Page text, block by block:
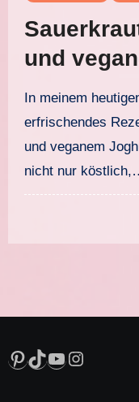
und
In meinem heutigen Beitrag teile ich ein
erfrischendes
und veganem
nicht nur
Pinterest
TikTok
YouTube